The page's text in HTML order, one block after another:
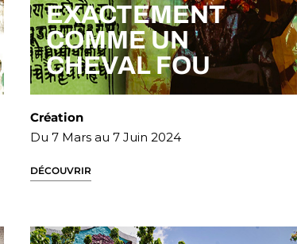
EXACTEMENT
COMME UN
CHEVAL FOU
Création
Du 7 Mars au 7 Juin 2024
DÉCOUVRIR